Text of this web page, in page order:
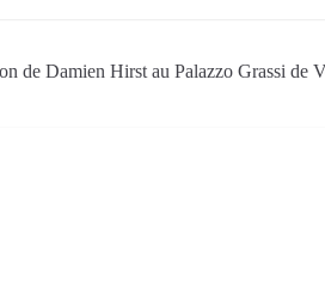
de Damien Hirst au Palazzo Grassi de